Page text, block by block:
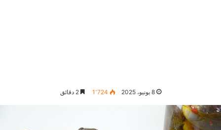
8 يونيو، 2025 1٬724 2 دقائق